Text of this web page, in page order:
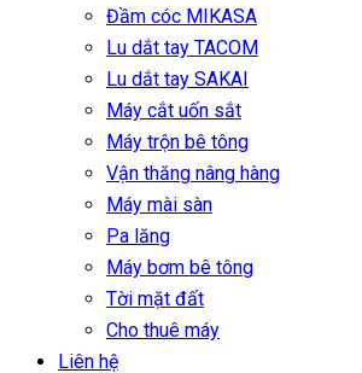
Đầm cóc MIKASA
Lu dắt tay TACOM
Lu dắt tay SAKAI
Máy cắt uốn sắt
Máy trộn bê tông
Vận thăng nâng hàng
Máy mài sàn
Pa lăng
Máy bơm bê tông
Tời mặt đất
Cho thuê máy
Liên hệ